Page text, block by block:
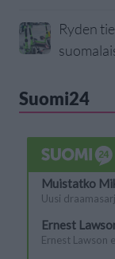
Ryden
Suomi24